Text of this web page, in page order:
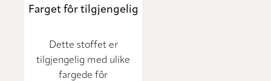
Farget fôr tilgjengelig
Dette stoffet er
tilgjengelig med ulike
fargede fôr